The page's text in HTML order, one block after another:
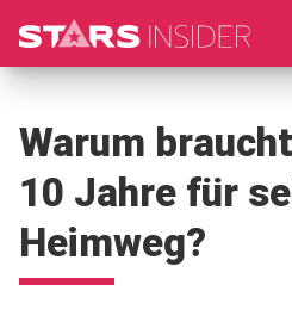
Warum
10 Jahre für
Heimweg?